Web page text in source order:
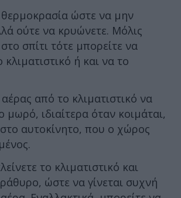
θερμοκρασία ώστε να μην
ούτε να κρυώνετε. Μόλις
σπίτι τότε μπορείτε να
ή και να το
από το κλιματιστικό να
μωρό, ιδιαίτερα όταν κοιμάται,
αυτοκίνητο, που ο χώρος
το κλιματιστικό και
ώστε να γίνεται συχνή